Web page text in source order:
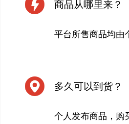
商品从哪里来？
平台所售商品均由
多久可以到货？
个人发布商品，购